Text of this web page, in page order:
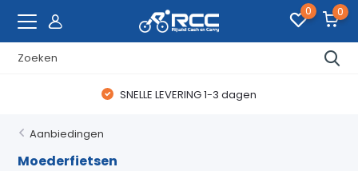
0 0
SNELLE LEVERING 1-3 dagen
Aanbiedingen
Moederfietsen